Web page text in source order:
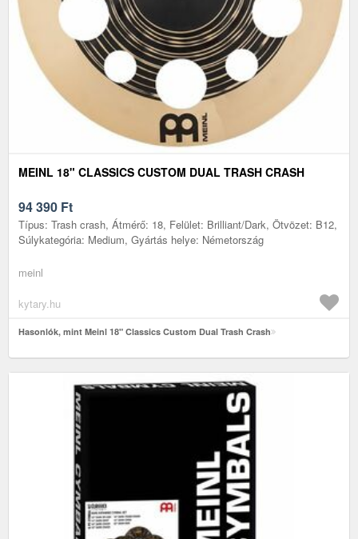
MEINL 18" CLASSICS CUSTOM DUAL TRASH CRASH
94 390 Ft
Típus: Trash crash, Átmérő: 18, Felület: Brilliant/Dark, Ötvözet: B12,
Súlykategória: Medium, Gyártás helye: Németország
meinl
kytary.hu
Hasonlók, mint Meinl 18" Classics Custom Dual Trash Crash